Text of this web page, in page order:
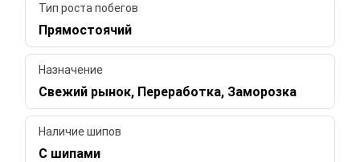
Тип роста побегов
Прямостоячий
Назначение
Свежий рынок, Переработка, Заморозка
Наличие шипов
С шипами